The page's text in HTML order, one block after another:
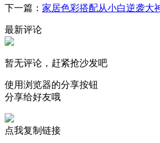
下一篇： 家居色彩搭配从小白逆袭大
最新评论
暂无评论，赶紧抢沙发吧
使用浏览器的分享按钮
分享给好友哦
点我复制链接